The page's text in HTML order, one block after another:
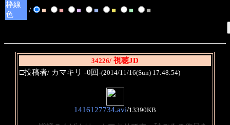
枠線
色
/ ■ ■ ■ ■ ■ ■ ■
34226/ 視聴JD
□投稿者/ カマキリ -0回-(2014/11/16(Sun) 17:48:54)
1416127734.avi/13390KB